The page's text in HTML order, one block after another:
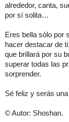
alrededor, canta,
por sí solita…
Eres bella sólo por
hacer destacar de
que brillará por su
superar todas las
sorprender.
Sé feliz y serás
© Autor: Shoshan.